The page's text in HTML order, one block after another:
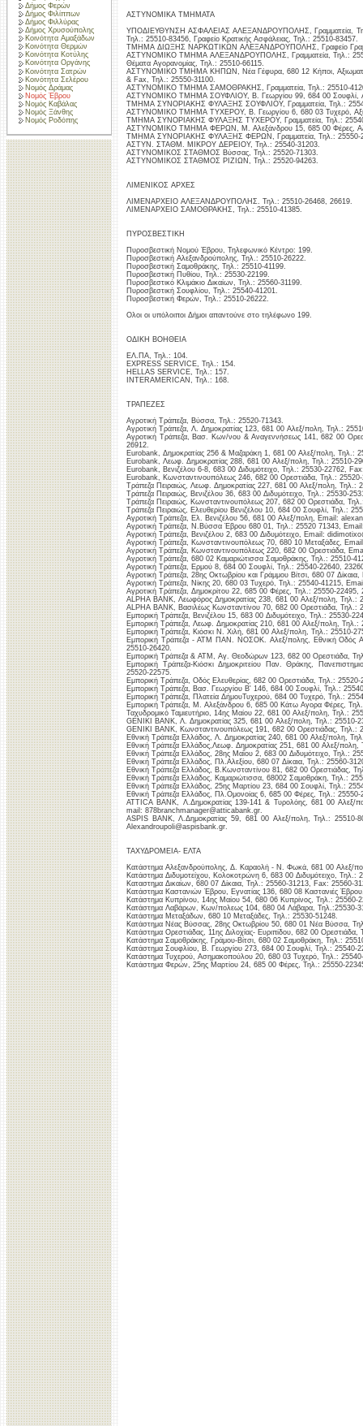
Δήμος Φερών
Δήμος Φιλίππων
Δήμος Φιλλύρας
Δήμος Χρυσούπολης
Κοινότητα Αμαξάδων
Κοινότητα Θερμών
Κοινότητα Κοτύλης
Κοινότητα Οργάνης
Κοινότητα Σατρών
Κοινότητα Σελέρου
Νομός Δράμας
Νομός Έβρου
Νομός Καβάλας
Νομός Ξάνθης
Νομός Ροδόπης
ΑΣΤΥΝΟΜΙΚΑ ΤΜΗΜΑΤΑ
ΥΠΟΔΙΕΥΘΥΝΣΗ ΑΣΦΑΛΕΙΑΣ ΑΛΕΞΑΝΔΡΟΥΠΟΛΗΣ, Γραμματεία,
Τηλ.: 25510-83456, Γραφείο Κρατικής Ασφάλειας, Τηλ.: 25510-83457.
ΤΜΗΜΑ ΔΙΩΞΗΣ ΝΑΡΚΩΤΙΚΩΝ ΑΛΕΞΑΝΔΡΟΥΠΟΛΗΣ, Γραφείο
ΑΣΤΥΝΟΜΙΚΟ ΤΜΗΜΑ ΑΛΕΞΑΝΔΡΟΥΠΟΛΗΣ, Γραμματεία, Τηλ.:
Θέματα Αγορανομίας, Τηλ.: 25510-66115.
ΑΣΤΥΝΟΜΙΚΟ ΤΜΗΜΑ ΚΗΠΩΝ, Νέα Γέφυρα, 680 12 Κήποι,
& Fax, Τηλ.: 25550-31100.
ΑΣΤΥΝΟΜΙΚΟ ΤΜΗΜΑ ΣΑΜΟΘΡΑΚΗΣ, Γραμματεία, Τηλ.: 25510-
ΑΣΤΥΝΟΜΙΚΟ ΤΜΗΜΑ ΣΟΥΦΛΙΟΥ, Β. Γεωργίου 99, 684 00 Σουφλί,
ΤΜΗΜΑ ΣΥΝΟΡΙΑΚΗΣ ΦΥΛΑΞΗΣ ΣΟΥΦΛΙΟΥ, Γραμματεία, Τηλ.:
ΑΣΤΥΝΟΜΙΚΟ ΤΜΗΜΑ ΤΥΧΕΡΟΥ, Β. Γεωργίου 6, 680 03 Τυχερό,
ΤΜΗΜΑ ΣΥΝΟΡΙΑΚΗΣ ΦΥΛΑΞΗΣ ΤΥΧΕΡΟΥ, Γραμματεία, Τηλ.:
ΑΣΤΥΝΟΜΙΚΟ ΤΜΗΜΑ ΦΕΡΩΝ, Μ. Αλεξάνδρου 15, 685 00 Φέρες,
ΤΜΗΜΑ ΣΥΝΟΡΙΑΚΗΣ ΦΥΛΑΞΗΣ ΦΕΡΩΝ, Γραμματεία, Τηλ.: 25550-
ΑΣΤΥΝ. ΣΤΑΘΜ. ΜΙΚΡΟΥ ΔΕΡΕΙΟΥ, Τηλ.: 25540-31203.
ΑΣΤΥΝΟΜΙΚΟΣ ΣΤΑΘΜΟΣ Βύσσας, Τηλ.: 25520-71303.
ΑΣΤΥΝΟΜΙΚΟΣ ΣΤΑΘΜΟΣ ΡΙΖΙΩΝ, Τηλ.: 25520-94263.
ΛΙΜΕΝΙΚΟΣ ΑΡΧΕΣ
ΛΙΜΕΝΑΡΧΕΙΟ ΑΛΕΞΑΝΔΡΟΥΠΟΛΗΣ. Τηλ.: 25510-26468, 26619.
ΛΙΜΕΝΑΡΧΕΙΟ ΣΑΜΟΘΡΑΚΗΣ, Τηλ.: 25510-41385.
ΠΥΡOΣΒΕΣΤΙΚΗ
Πυροσβεστική Νομού Έβρου, Τηλεφωνικό Κέντρο: 199.
Πυροσβεστική Αλεξανδρούπολης, Τηλ.: 25510-26222.
Πυροσβεστική Σαμοθράκης, Τηλ.: 25510-41199.
Πυροσβεστική Πυθίου, Τηλ.: 25530-22199.
Πυροσβεστικό Κλιμάκιο Δικαίων, Τηλ.: 25560-31199.
Πυροσβεστική Σουφλίου, Τηλ.: 25540-41201.
Πυροσβεστική Φερών, Τηλ.: 25510-26222.
Ολοι οι υπόλοιποι Δήμοι απαντούνε στο τηλέφωνο 199.
ΟΔΙΚΗ ΒΟΗΘΕΙΑ
ΕΛ.ΠΑ, Τηλ.: 104.
EXPRESS SERVICE, Τηλ.: 154.
HELLAS SERVICE, Τηλ.: 157.
INTERAMERICAN, Τηλ.: 168.
ΤΡΑΠΕΖΕΣ
Αγροτική Τράπεζα, Βύσσα, Τηλ.: 25520-71343.
Αγροτική Τράπεζα, Λ. Δημοκρατίας 123, 681 00 Αλεξ/πολη, Τηλ.:
Αγροτική Τράπεζα, Βασ. Κων/νου & Αναγεννήσεως 141, 682 00
26912.
Eurobank, Δημοκρατίας 256 & Μαζαράκη 1, 681 00 Αλεξ/πολη, Τηλ.:
Eurobank, Λεωφ. Δημοκρατίας 288, 681 00 Αλεξ/πολη, Τηλ.: 25510-
Eurobank, Βενιζέλου 6-8, 683 00 Διδυμότειχο, Τηλ.: 25530-22762,
Eurobank, Κωνσταντινουπόλεως 246, 682 00 Ορεστιάδα, Τηλ.:
Τράπεζα Πειραιώς, Λεωφ. Δημοκρατίας 227, 681 00 Αλεξ/πολη, Τηλ.:
Τράπεζα Πειραιώς, Βενιζέλου 36, 683 00 Διδυμότειχο, Τηλ.: 25530-
Τράπεζα Πειραιώς, Κωνσταντινουπόλεως 207, 682 00 Ορεστιάδα,
Τράπεζα Πειραιώς, Ελευθερίου Βενιζέλου 10, 684 00 Σουφλί, Τηλ.:
Αγροτική Τράπεζα, Ελ. Βενιζέλου 56, 681 00 Αλεξ/πολη, Email:
Αγροτική Τράπεζα, N.Βύσσα Έβρου 680 01, Τηλ.: 25520 71343,
Αγροτική Τράπεζα, Βενιζέλου 2, 683 00 Διδυμότειχο, Email:
Αγροτική Τράπεζα, Κωνσταντινουπόλεως 70, 680 10 Μεταξάδες,
Αγροτική Τράπεζα, Κωνσταντινουπόλεως 220, 682 00 Ορεστιάδα,
Αγροτική Τράπεζα, 680 02 Καμαριώτισσα Σαμοθράκης, Τηλ.: 25510-
Αγροτική Τράπεζα, Ερμού 8, 684 00 Σουφλί, Τηλ.: 25540-22640,
Αγροτική Τράπεζα, 28ης Οκτωβρίου και Γράμμου Βίτσι, 680 07
Αγροτική Τράπεζα, Νίκης 20, 680 03 Τυχερό, Τηλ.: 25540-41215,
Αγροτική Τράπεζα, Δημοκρίτου 22, 685 00 Φέρες, Τηλ.: 25550-22495,
ALPHA BANK, Λεωφόρος Δημοκρατίας 238, 681 00 Αλεξ/πολη, Τηλ.:
ALPHA BANK, Βασιλέως Κωνσταντίνου 70, 682 00 Ορεστιάδα, Τηλ.:
Εμπορική Τράπεζα, Βενιζέλου 15, 683 00 Διδυμότειχο, Τηλ.: 25530-
Εμπορική Τράπεζα, Λεωφ. Δημοκρατίας 210, 681 00 Αλεξ/πολη,
Εμπορική Τράπεζα, Κιόσκι Ν. Χιλή, 681 00 Αλεξ/πολη, Τηλ.: 25510-
Εμπορική Τράπεζα - ATM ΠΑΝ. ΝΟΣΟΚ. Αλεξ/πολης, Εθνική Οδός
25510-26420.
Εμπορική Τράπεζα & ΑΤΜ, Αγ. Θεοδώρων 123, 682 00 Ορεστιάδα,
Εμπορική Τράπεζα-Κιόσκι Δημοκριτείου Παν. Θράκης,
25520-22575.
Εμπορική Τράπεζα, Οδός Ελευθερίας, 682 00 Ορεστιάδα, Τηλ.: 25520-
Εμπορική Τράπεζα, Βασ. Γεωργίου Β' 146, 684 00 Σουφλί, Τηλ.:
Εμπορική Τράπεζα, Πλατεία ΔήμουΤυχερού, 684 00 Τυχερό, Τηλ.:
Εμπορική Τράπεζα, Μ. Αλεξάνδρου 6, 685 00 Κάτω Αγορα Φέρες,
Ταχυδρομικό Ταμιευτήριο, 14ης Μαίου 22, 681 00 Αλεξ/πολη, Τηλ.:
GENIKI BANK, Λ. Δημοκρατίας 325, 681 00 Αλεξ/πολη, Τηλ.: 25510-
GENIKI BANK, Κωνσταντινουπόλεως 191, 682 00 Ορεστιάδας, Τηλ.:
Εθνική Τράπεζα Ελλάδος, Λ. Δημοκρατίας 240, 681 00 Αλεξ/πολη,
Εθνική Τράπεζα Ελλάδος,Λεωφ. Δημοκρατίας 251, 681 00 Αλεξ/πολη,
Εθνική Τράπεζα Ελλάδος, 28ης Μαΐου 2, 683 00 Διδυμότειχο, Τηλ.:
Εθνική Τράπεζα Ελλάδος, Πλ.Αλεξίου, 680 07 Δίκαια, Τηλ.: 25560-
Εθνική Τράπεζα Ελλάδος, Β.Κωνσταντίνου 81, 682 00 Ορεστιάδας,
Εθνική Τράπεζα Ελλάδος, Καμαριώτισσα, 68002 Σαμοθράκη, Τηλ.:
Εθνική Τράπεζα Ελλάδος, 25ης Μαρτίου 23, 684 00 Σουφλί, Τηλ.:
Εθνική Τράπεζα Ελλάδος, Πλ.Ομονοίας 6, 685 00 Φέρες, Τηλ.: 25550-
ATTICA BANK, Λ.Δημοκρατίας 139-141 & Τυρολόης, 681 00
mail: 878branchmanager@atticabank.gr.
ASPIS BANK, Λ.Δημοκρατίας 59, 681 00 Αλεξ/πολη, Τηλ.:
Alexandroupoli@aspisbank.gr.
ΤΑΧΥΔΡΟΜΕΙΑ- ΕΛΤΑ
Κατάστημα Αλεξανδρούπολης, Δ. Καραολή - Ν. Φωκά, 681 00 Αλεξ/
Κατάστημα Διδυμοτείχου, Κολοκοτρώνη 6, 683 00 Διδυμότειχο,
Καταστημα Δικαίων, 680 07 Δίκαια, Τηλ.: 25560-31213, Fax: 25560-
Κατάστημα Καστανιών Έβρου, Εγνατίας 136, 680 08 Καστανιές
Κατάστημα Κυπρίνου, 14ης Μαίου 54, 680 06 Κυπρίνος, Τηλ.: 25560-
Κατάστημα Λαβάρων, Κων/πολεως 104, 680 04 Λάβαρα, Τηλ.:25530-
Κατάστημα Μεταξάδων, 680 10 Μεταξάδες, Τηλ.: 25530-51248.
Κατάστημα Νέας Βύσσας, 28ης Οκτωβρίου 50, 680 01 Νέα Βύσσα,
Κατάστημα Ορεστιάδας, 11ης Διλοχίας- Ευριπίδου, 682 00
Κατάστημα Σαμοθράκης, Γράμου-Βίτσι, 680 02 Σαμοθράκη, Τηλ.:
Κατάστημα Σουφλίου, Β. Γεωργίου 273, 684 00 Σουφλί, Τηλ.: 25540-
Κατάστημα Τυχερού, Ασημακοπούλου 20, 680 03 Τυχερό, Τηλ.:
Κατάστημα Φερών, 25ης Μαρτίου 24, 685 00 Φέρες, Τηλ.: 25550-